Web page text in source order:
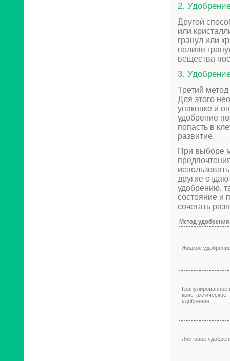
2.
Другой
или
гранул или
поливе
вещества
3.
Третий
Для этого
упаковке и
удобрение
попасть в
развитие.
При выборе
другие
удобрению,
состояние и
сочетать
Метод удобрения
Жидкое
Гранулированное
кристаллическое
удобрение
Листовое